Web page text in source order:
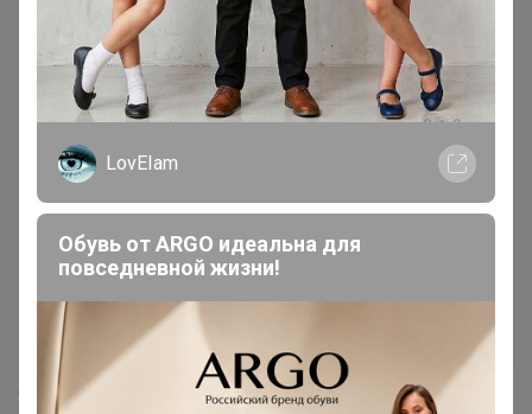
LovEIam
Обувь от ARGO идеальна для
повседневной жизни!